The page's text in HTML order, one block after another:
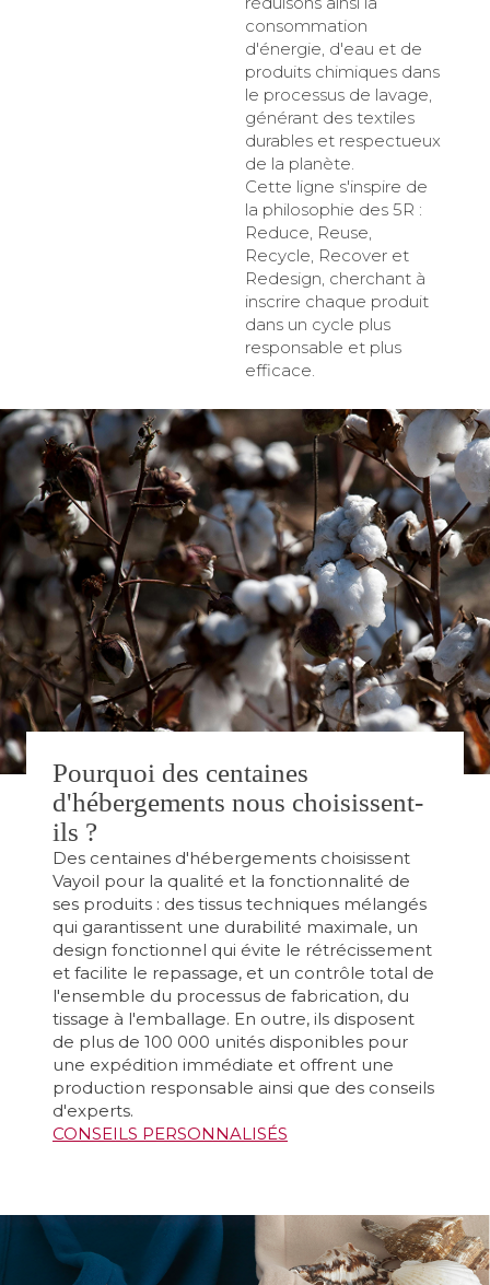
consommation
d'énergie, d'eau et de
produits chimiques dans
le processus de lavage,
générant des textiles
durables et respectueux
de la planète.
Cette ligne s'inspire de
la philosophie des 5R :
Reduce, Reuse,
Recycle, Recover et
Redesign, cherchant à
inscrire chaque produit
dans un cycle plus
responsable et plus
efficace.
Pourquoi des centaines
d'hébergements nous choisissent-
ils ?
Des centaines d'hébergements choisissent
Vayoil pour la qualité et la fonctionnalité de
ses produits : des tissus techniques mélangés
qui garantissent une durabilité maximale, un
design fonctionnel qui évite le rétrécissement
et facilite le repassage, et un contrôle total de
l'ensemble du processus de fabrication, du
tissage à l'emballage. En outre, ils disposent
de plus de 100 000 unités disponibles pour
une expédition immédiate et offrent une
production responsable ainsi que des conseils
d'experts.
CONSEILS PERSONNALISÉS